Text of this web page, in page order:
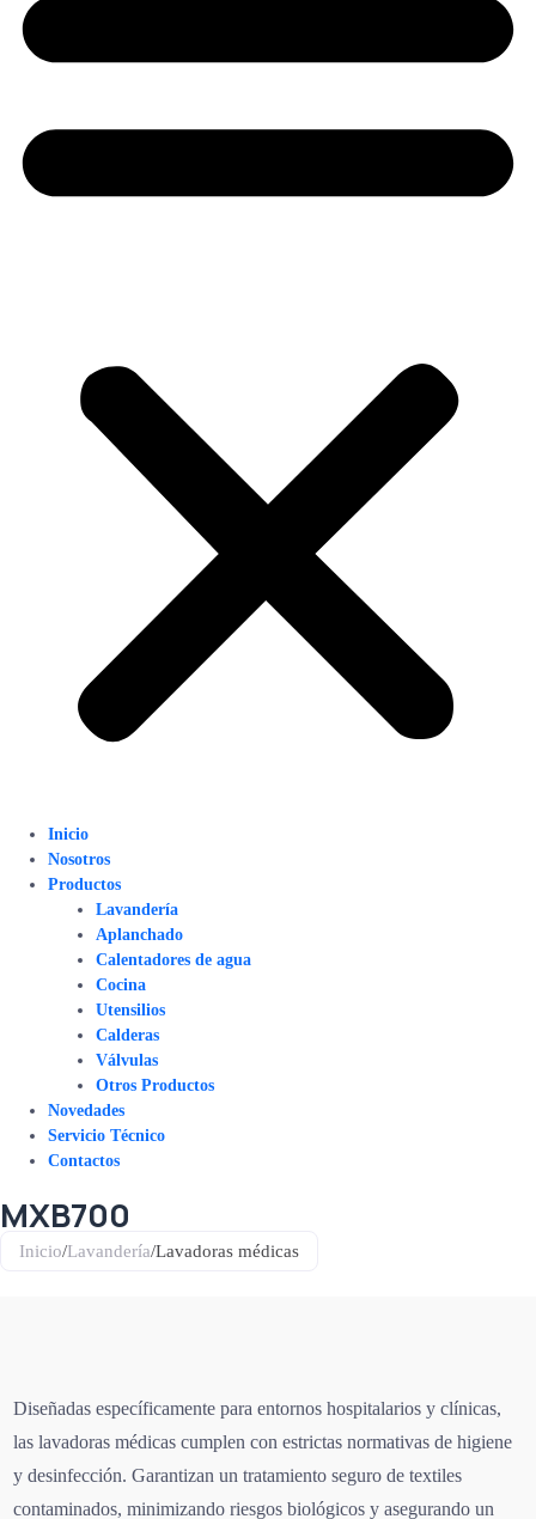
Inicio
Nosotros
Productos
Lavandería
Aplanchado
Calentadores de agua
Cocina
Utensilios
Calderas
Válvulas
Otros Productos
Novedades
Servicio Técnico
Contactos
MXB700
Inicio/Lavandería/Lavadoras médicas
Diseñadas específicamente para entornos hospitalarios y clínicas,
las lavadoras médicas cumplen con estrictas normativas de higiene
y desinfección. Garantizan un tratamiento seguro de textiles
contaminados, minimizando riesgos biológicos y asegurando un